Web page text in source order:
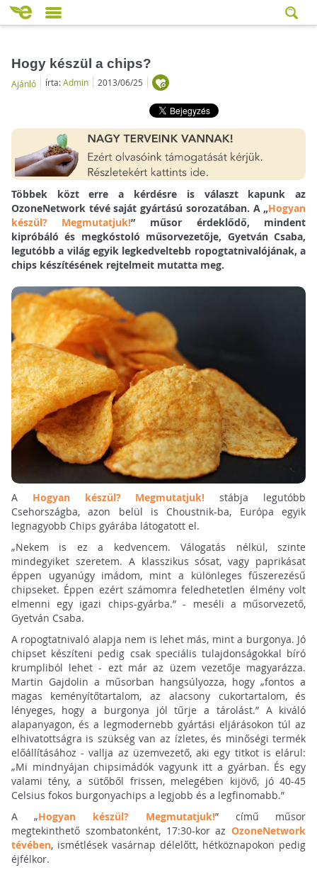
Hogy készül a chips?
Ajánló írta:Admin 2013/06/25
Többek közt erre a kérdésre is választ kapunk az
OzoneNetwork tévé saját gyártású sorozatában. A „Hogyan
készül? Megmutatjuk!” műsor érdeklődő, mindent
kipróbáló és megkóstoló műsorvezetője, Gyetván Csaba,
legutóbb a világ egyik legkedveltebb ropogtatnivalójának, a
chips készítésének rejtelmeit mutatta meg.
A Hogyan készül? Megmutatjuk! stábja legutóbb
Csehországba, azon belül is Choustnik-ba, Európa egyik
legnagyobb Chips gyárába látogatott el.
„Nekem is ez a kedvencem. Válogatás nélkül, szinte
mindegyiket szeretem. A klasszikus sósat, vagy paprikásat
éppen ugyanúgy imádom, mint a különleges fűszerezésű
chipseket. Éppen ezért számomra feledhetetlen élmény volt
elmenni egy igazi chips-gyárba.” - meséli a műsorvezető,
Gyetván Csaba.
A ropogtatnivaló alapja nem is lehet más, mint a burgonya. Jó
chipset készíteni pedig csak speciális tulajdonságokkal bíró
krumpliból lehet - ezt már az üzem vezetője magyarázza.
Martin Gajdolin a műsorban hangsúlyozza, hogy „fontos a
magas keményítőtartalom, az alacsony cukortartalom, és
lényeges, hogy a burgonya jól tűrje a tárolást.” A kiváló
alapanyagon, és a legmodernebb gyártási eljárásokon túl az
elhivatottságra is szükség van az ízletes, és minőségi termék
előállításához - vallja az üzemvezető, aki egy titkot is elárul:
„Mi mindnyájan chipsimádók vagyunk itt a gyárban. És egy
valami tény, a sütőből frissen, melegében kijövő, jó 40-45
Celsius fokos burgonyachips a legjobb és a legfinomabb.”
A „Hogyan készül? Megmutatjuk!” című műsor
megtekinthető szombatonként, 17:30-kor azOzoneNetwork
tévében, ismétlések vasárnap délelőtt, hétköznapokon pedig
éjfélkor.